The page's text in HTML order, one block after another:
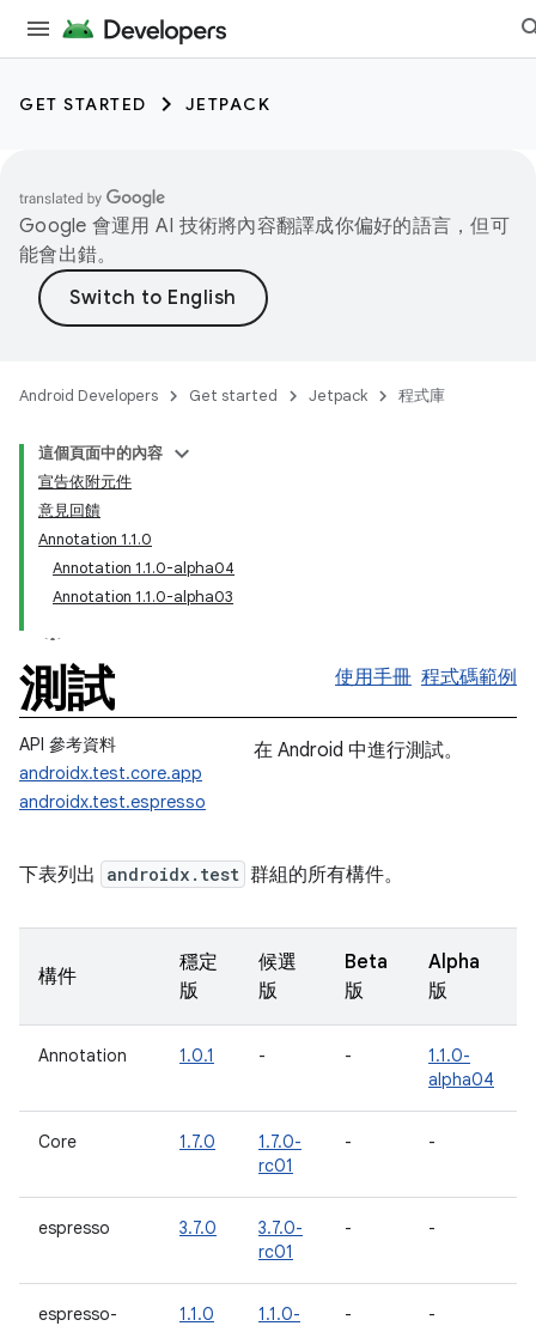
GET STARTED JETPACK
Google 會運用 AI 技術將內容翻譯成你偏好的語言，但可
能會出錯。
Android Developers Get started Jetpack 程式庫
這個頁面中的內容
宣告依附元件
意見回饋
Annotation 1.1.0
Annotation 1.1.0-alpha04
Annotation 1.1.0-alpha03
測試 使用手冊 程式碼範例
API 參考資料
androidx.test.core.app
androidx.test.espresso
在 Android 中進行測試。
下表列出 androidx.test 群組的所有構件。
構件
穩定
版
候選
版
Beta
版
Alpha
版
Annotation 1.0.1 - -
1.1.0-
alpha04
Core 1.7.0
1.7.0-
rc01
- -
espresso 3.7.0
3.7.0-
rc01
- -
espresso-
1.1.0
1.1.0-
- -